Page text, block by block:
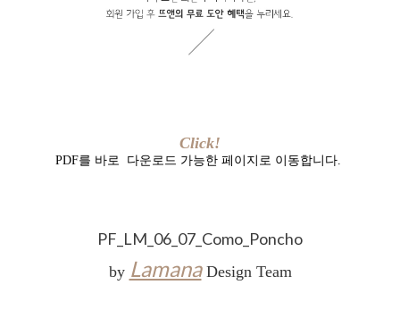
Click!
PDF를 바로 다운로드 가능한 페이지로 이동합니다.
PF_LM_06_07_Como_Poncho
by Lamana Design Team